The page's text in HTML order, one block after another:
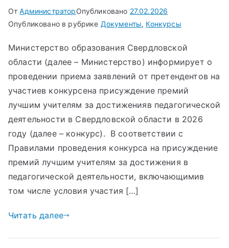
ОтАдминистраторОпубликовано 27.02.2026
Опубликовано в рубрике Документы, Конкурсы
Министерство образования Свердловской
области (далее – Министерство) информирует о
проведении приема заявлений от претендентов на
участиев конкурсена присуждение премий
лучшим учителям за достиженияв педагогической
деятельности в Свердловской области в 2026
году (далее – конкурс). В соответствии с
Правилами проведения конкурса на присуждение
премий лучшим учителям за достижения в
педагогической деятельности, включающимив
том числе условия участия […]
Читать далее